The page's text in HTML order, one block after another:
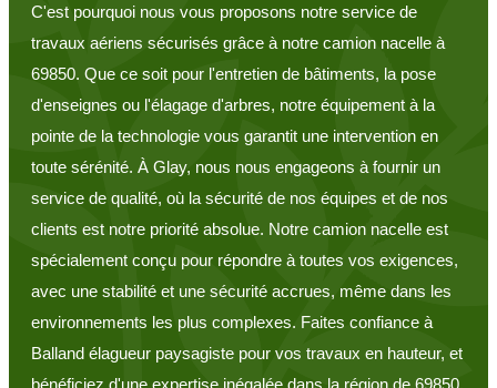
C'est pourquoi nous vous proposons notre service de
travaux aériens sécurisés grâce à notre camion nacelle à
69850. Que ce soit pour l'entretien de bâtiments, la pose
d'enseignes ou l'élagage d'arbres, notre équipement à la
pointe de la technologie vous garantit une intervention en
toute sérénité. À Glay, nous nous engageons à fournir un
service de qualité, où la sécurité de nos équipes et de nos
clients est notre priorité absolue. Notre camion nacelle est
spécialement conçu pour répondre à toutes vos exigences,
avec une stabilité et une sécurité accrues, même dans les
environnements les plus complexes. Faites confiance à
Balland élagueur paysagiste pour vos travaux en hauteur, et
bénéficiez d'une expertise inégalée dans la région de 69850.